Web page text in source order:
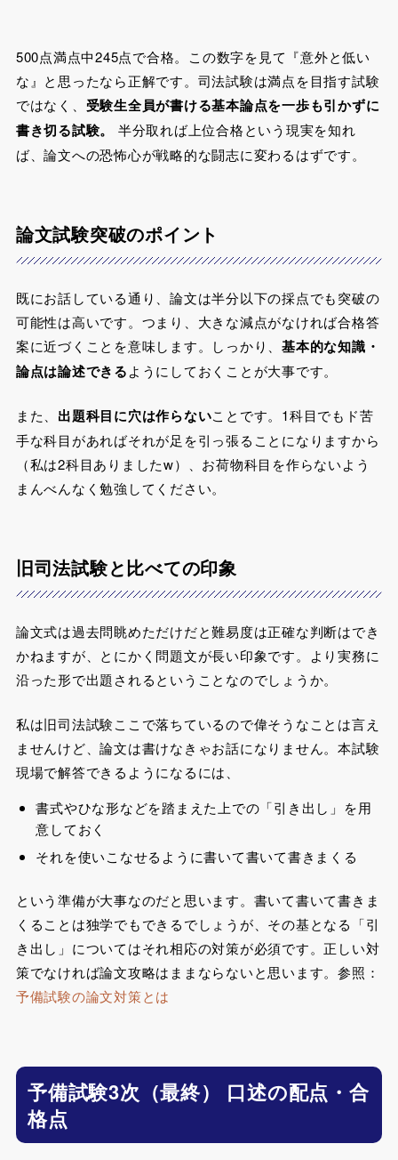
500点満点中245点で合格。この数字を見て『意外と低い
な』と思ったなら正解です。司法試験は満点を目指す試験
ではなく、 受験生全員が書ける基本論点を一歩も引かずに
書き切る試験。
半分取れば上位合格という現実を知れ
ば、論文への恐怖心が戦略的な闘志に変わるはずです。
論文試験突破のポイント
既にお話している通り、論文は半分以下の採点でも突破の
可能性は高いです。つまり、大きな減点がなければ合格答
案に近づくことを意味します。しっかり、基本的な知識・
論点は論述できるようにしておくことが大事です。
また、 出題科目に穴は作らないことです。1科目でもド苦
手な科目があればそれが足を引っ張ることになりますから
（私は2科目ありましたw）、お荷物科目を作らないよう
まんべんなく勉強してください。
旧司法試験と比べての印象
論文式は過去問眺めただけだと難易度は正確な判断はでき
かねますが、とにかく問題文が長い印象です。より実務に
沿った形で出題されるということなのでしょうか。
私は旧司法試験ここで落ちているので偉そうなことは言え
ませんけど、論文は書けなきゃお話になりません。本試験
現場で解答できるようになるには、
書式やひな形などを踏まえた上での「引き出し」を用
意しておく
それを使いこなせるように書いて書いて書きまくる
という準備が大事なのだと思います。書いて書いて書きま
くることは独学でもできるでしょうが、その基となる「引
き出し」についてはそれ相応の対策が必須です。正しい対
策でなければ論文攻略はままならないと思います。参照：
予備試験の論文対策とは
予備試験3次（最終） 口述の配点・合
格点